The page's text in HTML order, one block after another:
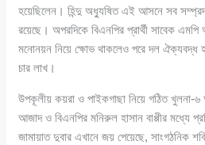
হয়েছিলেন। হিন্দু অধ্যুষিত এই আসনে সব
রয়েছে। অপরদিকে বিএনপির প্রার্থী সাবেক
মনোনয়ন নিয়ে ক্ষোভ থাকলেও পরে দল ঐক্যবদ্ধ
চার লাখ।
উপকূলীয় কয়রা ও পাইকগাছা নিয়ে গঠিত খুলনা-
আজাদ ও বিএনপির মনিরুল হাসান বাপ্পীর মধ্যে
জামায়াত দুবার এখানে জয় পেয়েছে, সাংগঠনিক